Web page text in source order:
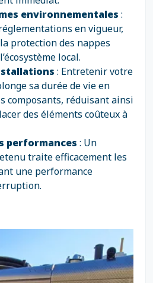
environnementales :
en vigueur,
protection des nappes
local.
: Entretenir votre
sa durée de vie en
composants, réduisant ainsi
des éléments coûteux à
performances : Un
traite efficacement les
une performance